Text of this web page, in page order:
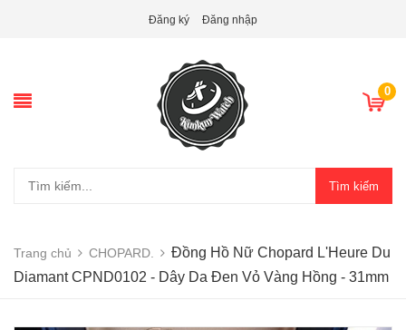
Đăng ký Đăng nhập
0
Tìm kiếm
Trang chủ CHOPARD.
Đồng Hồ Nữ Chopard L'Heure Du
Diamant CPND0102 - Dây Da Đen Vỏ Vàng Hồng - 31mm